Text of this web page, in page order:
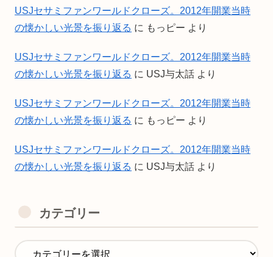
USJセサミファンワールドクローズ。2012年開業当時
の懐かしい光景を振り返る に もっピー より
USJセサミファンワールドクローズ。2012年開業当時
の懐かしい光景を振り返る に USJ与太話 より
USJセサミファンワールドクローズ。2012年開業当時
の懐かしい光景を振り返る に もっピー より
USJセサミファンワールドクローズ。2012年開業当時
の懐かしい光景を振り返る に USJ与太話 より
カテゴリー